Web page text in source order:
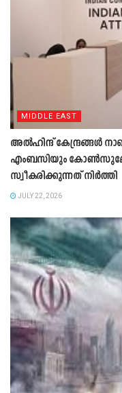
MIDDLE EAST
അൽഹിന്ദ് കേന്ദ്രങ്ങൾ
എംബസിയും
സ്വീകരിക്കുന്നത് നിർത്തി
JULY 22, 2026